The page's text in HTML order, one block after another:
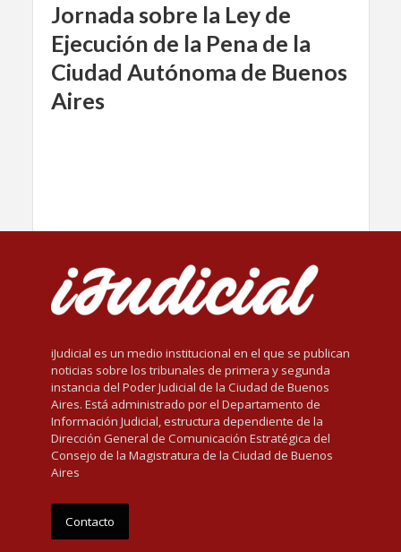
Jornada sobre la Ley de
Ejecución de la Pena de la
Ciudad Autónoma de Buenos
Aires
iJudicial es un medio institucional en el que se publican
noticias sobre los tribunales de primera y segunda
instancia del Poder Judicial de la Ciudad de Buenos
Aires. Está administrado por el Departamento de
Información Judicial, estructura dependiente de la
Dirección General de Comunicación Estratégica del
Consejo de la Magistratura de la Ciudad de Buenos
Aires
Contacto